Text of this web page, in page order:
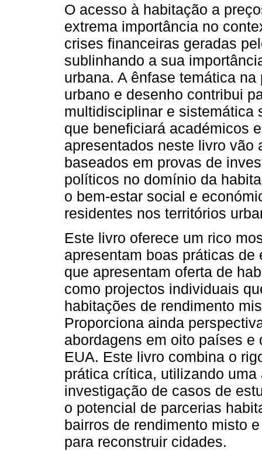
O acesso à habitação a
extrema importância no
crises financeiras geradas
sublinhando a sua
urbana. A ênfase temática
urbano e desenho contribui
multidisciplinar e sistemática
que beneficiará académicos
apresentados neste livro vão
baseados em provas de
políticos no domínio da
o bem-estar social e
residentes nos territórios
Este livro oferece um rico
apresentam boas práticas
que apresentam oferta de
como projectos individuais
habitações de rendimento
Proporciona ainda
abordagens em oito países
EUA. Este livro combina o
prática crítica, utilizando
investigação de casos de
o potencial de parcerias
bairros de rendimento misto
para reconstruir cidades.